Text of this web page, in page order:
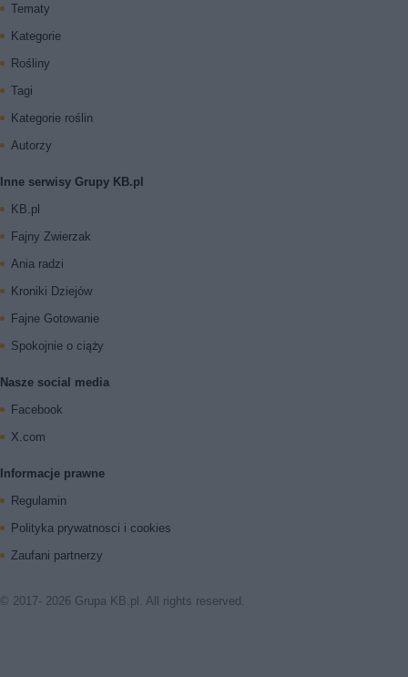
Tematy
Kategorie
Rośliny
Tagi
Kategorie roślin
Autorzy
Inne serwisy Grupy KB.pl
KB.pl
Fajny Zwierzak
Ania radzi
Kroniki Dziejów
Fajne Gotowanie
Spokojnie o ciąży
Nasze social media
Facebook
X.com
Informacje prawne
Regulamin
Polityka prywatnosci i cookies
Zaufani partnerzy
© 2017- 2026 Grupa KB.pl. All rights reserved.